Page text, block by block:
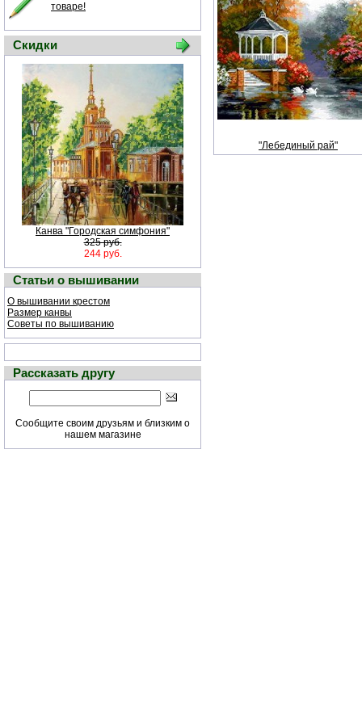
товаре!
Скидки
Канва "Городская симфония"
325 руб.
244 руб.
Статьи о вышивании
О вышивании крестом
Размер канвы
Советы по вышиванию
Рассказать другу
Сообщите своим друзьям и близким о
нашем магазине
"Лебединый рай"